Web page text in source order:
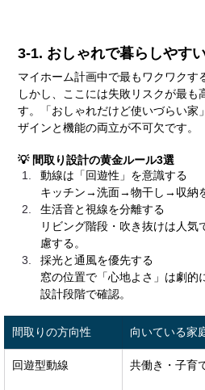
3-1. おしゃれで暮らしやす
マイホーム計画中で最もワクワクす
しかし、ここには失敗リスクが最も
す。「おしゃれだけど使いづらい家
ザインと機能の両立が不可欠です。
💡 間取り設計の黄金ルール3選
動線は「回遊性」を意識する
キッチン→洗面→物干し→収納
生活音と視線を分離する
リビング階段・吹き抜けは人気
慮する。
採光と通風を優先する
窓の位置で「心地よさ」は劇的
設計段階で確認。
間取りの方向性 向いている家
回遊型動線 共働き・子育